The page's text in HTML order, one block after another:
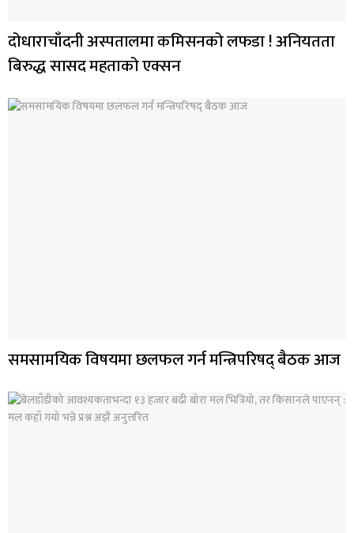
दोधाराचाँदनी अस्पतालमा कमिसनको लफडा ! अनियतता
बिरुद्ध सासद महताको एक्सन
समसामयिक विषयमा छलफल गर्न मन्त्रिपरिषद् बैठक आज